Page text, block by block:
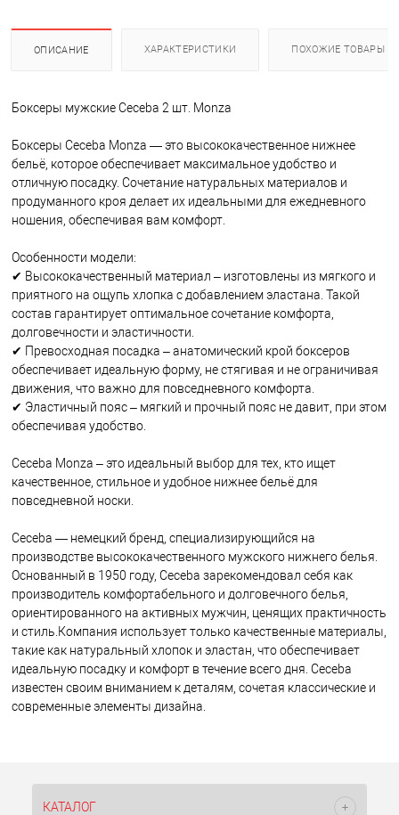
ОПИСАНИЕ ХАРАКТЕРИСТИКИ ПОХОЖИЕ ТОВАРЫ
Боксеры мужские Ceceba 2 шт. Monza
Боксеры Ceceba Monza — это высококачественное нижнее
бельё, которое обеспечивает максимальное удобство и
отличную посадку. Сочетание натуральных материалов и
продуманного кроя делает их идеальными для ежедневного
ношения, обеспечивая вам комфорт.
Особенности модели:
✔ Высококачественный материал – изготовлены из мягкого и
приятного на ощупь хлопка с добавлением эластана. Такой
состав гарантирует оптимальное сочетание комфорта,
долговечности и эластичности.
✔ Превосходная посадка – анатомический крой боксеров
обеспечивает идеальную форму, не стягивая и не ограничивая
движения, что важно для повседневного комфорта.
✔ Эластичный пояс – мягкий и прочный пояс не давит, при этом
обеспечивая удобство.
Ceceba Monza – это идеальный выбор для тех, кто ищет
качественное, стильное и удобное нижнее бельё для
повседневной носки.
Ceceba — немецкий бренд, специализирующийся на
производстве высококачественного мужского нижнего белья.
Основанный в 1950 году, Ceceba зарекомендовал себя как
производитель комфортабельного и долговечного белья,
ориентированного на активных мужчин, ценящих практичность
и стиль.Компания использует только качественные материалы,
такие как натуральный хлопок и эластан, что обеспечивает
идеальную посадку и комфорт в течение всего дня. Ceceba
известен своим вниманием к деталям, сочетая классические и
современные элементы дизайна.
КАТАЛОГ